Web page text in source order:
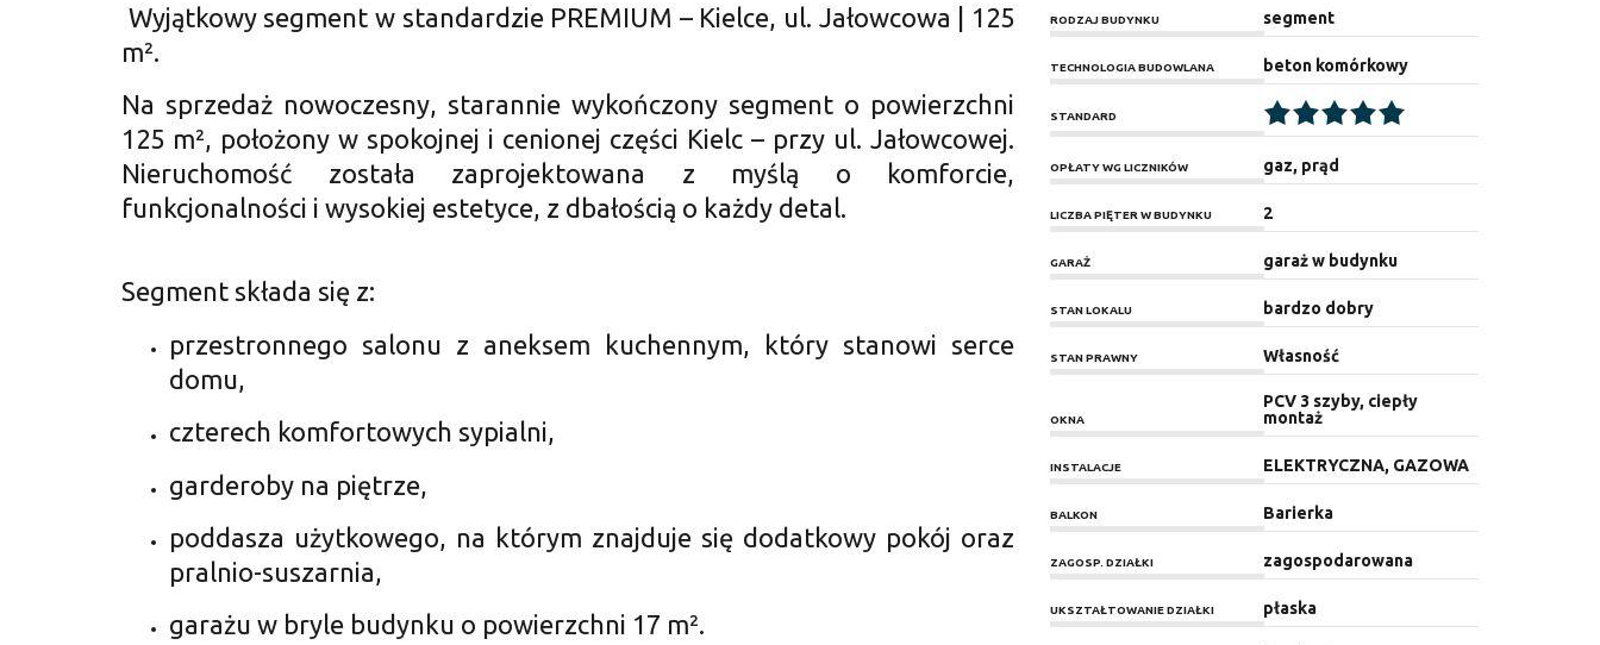
Wyjątkowy segment w standardzie PREMIUM – Kielce, ul. Jałowcowa | 125
m².
Na sprzedaż nowoczesny, starannie wykończony segment o powierzchni
125 m², położony w spokojnej i cenionej części Kielc – przy ul. Jałowcowej.
Nieruchomość została zaprojektowana z myślą o komforcie,
funkcjonalności i wysokiej estetyce, z dbałością o każdy detal.
Segment składa się z:
przestronnego salonu z aneksem kuchennym, który stanowi serce
domu,
czterech komfortowych sypialni,
garderoby na piętrze,
poddasza użytkowego, na którym znajduje się dodatkowy pokój oraz
pralnio-suszarnia,
garażu w bryle budynku o powierzchni 17 m².
RODZAJ BUDYNKU segment
TECHNOLOGIA BUDOWLANA beton komórkowy
STANDARD
OPŁATY WG LICZNIKÓW gaz, prąd
LICZBA PIĘTER W BUDYNKU 2
GARAŻ garaż w budynku
STAN LOKALU bardzo dobry
STAN PRAWNY Własność
OKNA
PCV 3 szyby, ciepły
montaż
INSTALACJE ELEKTRYCZNA, GAZOWA
BALKON Barierka
ZAGOSP. DZIAŁKI zagospodarowana
UKSZTAŁTOWANIE DZIAŁKI płaska